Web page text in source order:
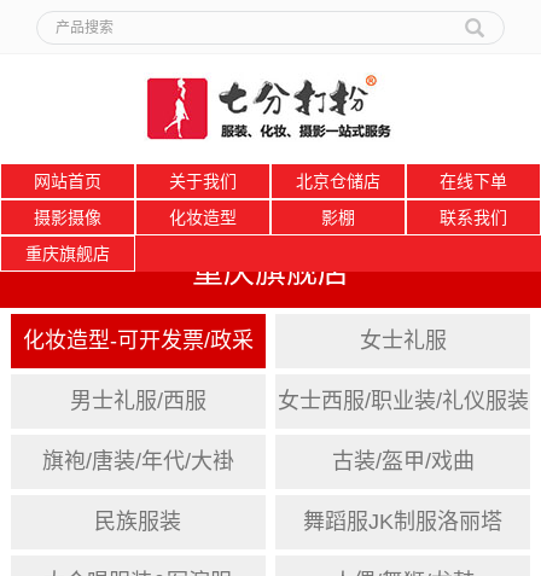
网站首页 关于我们 北京仓储店
在线下单
摄影摄像
化妆造型 影棚
联系我们
重庆旗舰店
重庆旗舰店
化妆造型-可开发票/政采 女士礼服
男士礼服/西服 女士西服/职业装/礼仪服装
旗袍/唐装/年代/大褂 古装/盔甲/戏曲
民族服装 舞蹈服JK制服洛丽塔